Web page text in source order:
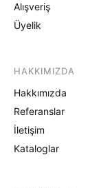
Alışveriş
Üyelik
HAKKIMIZDA
Hakkımızda
Referanslar
İletişim
Kataloglar